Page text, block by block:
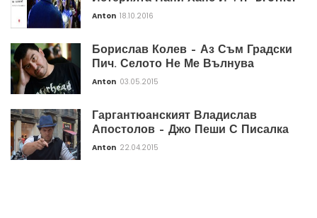
Anton 18.10.2016
Борислав Колев – Аз Съм Градски
Пич. Селото Не Ме Вълнува
Anton 03.05.2015
Гаргантюанският Владислав
Апостолов – Джо Пеши С Писалка
Anton 22.04.2015